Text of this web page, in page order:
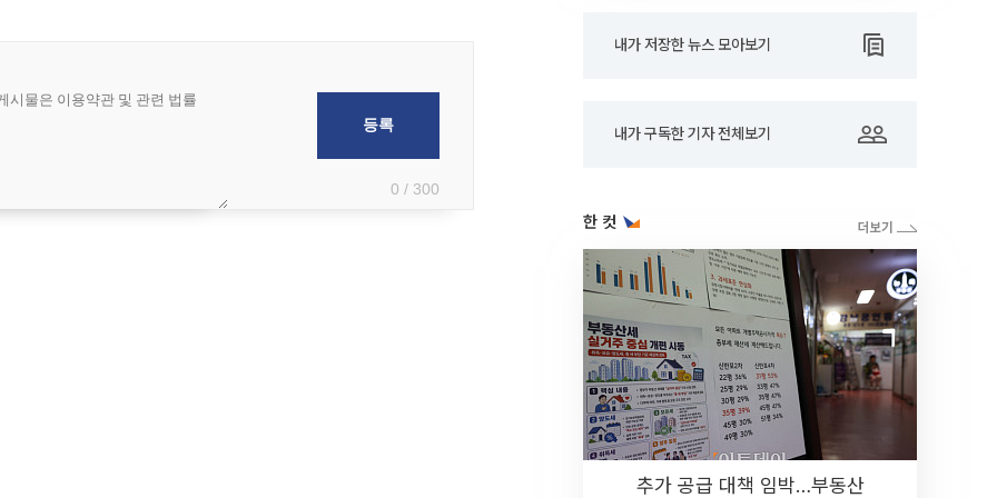
0 / 300
내가 저장한 뉴스 모아보기
내가 구독한 기자 전체보기
한 컷
추가 공급 대책 임박…부동산